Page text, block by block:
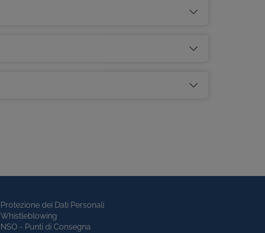
Protezione dei Dati Personali
Whistleblowing
NSO - Punti di Consegna